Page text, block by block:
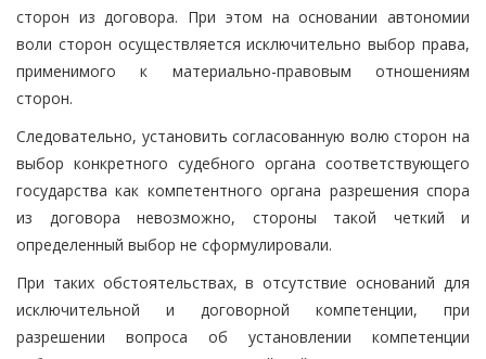
сторон из договора. При этом на основании автономии
воли сторон осуществляется исключительно выбор права,
применимого к материально-правовым отношениям
сторон.
Следовательно, установить согласованную волю сторон на
выбор конкретного судебного органа соответствующего
государства как компетентного органа разрешения спора
из договора невозможно, стороны такой четкий и
определенный выбор не сформулировали.
При таких обстоятельствах, в отсутствие оснований для
исключительной и договорной компетенции, при
разрешении вопроса об установлении компетенции